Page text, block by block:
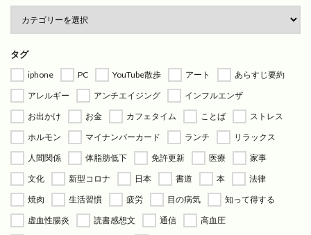
タグ
iphone PC YouTube散歩 アート
あらすじ要約
アレルギー
アンチエイジング
インフルエンザ
お出かけ
お金 カフェタイム ことば
ストレス
ホルモン
マイナンバーカード ランチ
リラックス
人間関係
体脂肪低下 免許更新 医療
家事
文化
新型コロナ 日本 書道 本
法律
焼肉
生活習慣 疲労 目の病気
知って得する
虚血性腸炎
読書感想文 通信
高血圧